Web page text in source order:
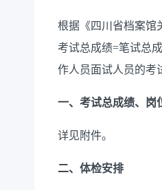
根据《四川省档案馆
考试总成绩=笔试总
作人员面试人员的考
一、考试总成绩、岗
详见附件。
二、体检安排